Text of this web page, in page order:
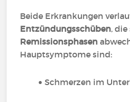
Beide Erkrankungen
Entzündungsschüben,
Remissionsphasen
Hauptsymptome sind:
Schmerzen im